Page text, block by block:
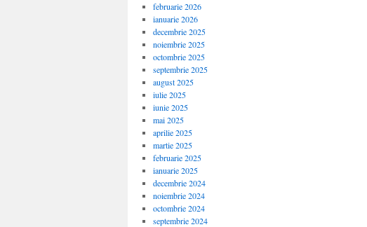
februarie 2026
ianuarie 2026
decembrie 2025
noiembrie 2025
octombrie 2025
septembrie 2025
august 2025
iulie 2025
iunie 2025
mai 2025
aprilie 2025
martie 2025
februarie 2025
ianuarie 2025
decembrie 2024
noiembrie 2024
octombrie 2024
septembrie 2024